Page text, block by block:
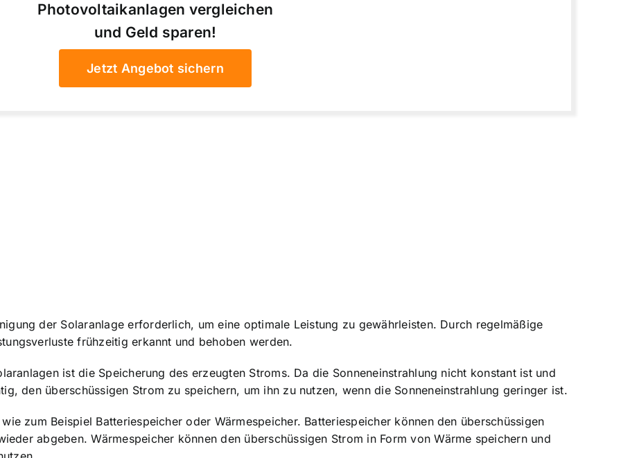
Photovoltaikanlagen vergleichen
und Geld sparen!
Jetzt Angebot sichern
der Solaranlage erforderlich, um eine optimale Leistung zu gewährleisten. Durch regelmäßige
frühzeitig erkannt und behoben werden.
ist die Speicherung des erzeugten Stroms. Da die Sonneneinstrahlung nicht konstant ist und
den überschüssigen Strom zu speichern, um ihn zu nutzen, wenn die Sonneneinstrahlung geringer ist.
zum Beispiel Batteriespeicher oder Wärmespeicher. Batteriespeicher können den überschüssigen
abgeben. Wärmespeicher können den überschüssigen Strom in Form von Wärme speichern und